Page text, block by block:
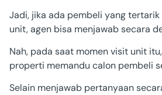
Jadi, jika ada pembeli yang
unit, agen bisa menjawab secara
Nah, pada saat momen visit unit
properti memandu calon pembeli
Selain menjawab pertanyaan